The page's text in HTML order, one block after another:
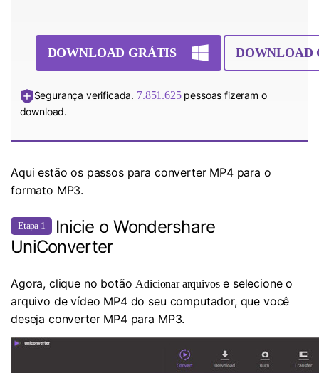
DOWNLOAD GRÁTIS DOWNLOAD
Segurança verificada. 7.851.625pessoas fizeram o
download.
Aqui estão os passos para converter MP4 para o
formato MP3.
Etapa 1
Inicie o Wondershare
UniConverter
Agora, clique no botãoAdicionar arquivose selecione o
arquivo de vídeo MP4 do seu computador, que você
deseja converter MP4 para MP3.